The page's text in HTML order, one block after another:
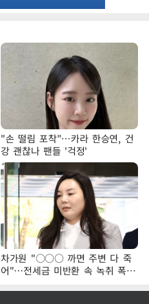
"손 떨림 포착"…카라 한승연, 건
강 괜찮나 팬들 '걱정'
차가원 "○○○ 까면 주변 다 죽
어"…전세금 미반환 속 녹취 폭로
파장